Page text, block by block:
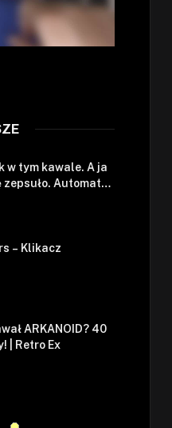
w tym kawale. A ja
zepsuło. Automat
– Klikacz
ARKANOID? 40
| Retro Ex